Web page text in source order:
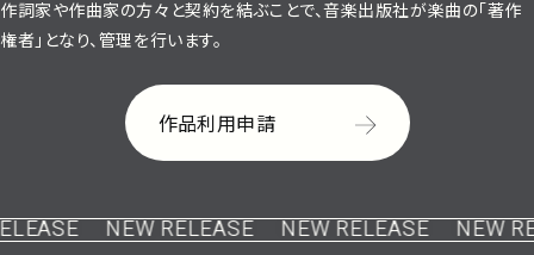
作詞家や作曲家の方々と契約を結ぶことで、音楽出版社が楽曲の「著作
権者」となり、管理を行います。
作品利用申請
NEW RELEASE NEW RELEASE NEW